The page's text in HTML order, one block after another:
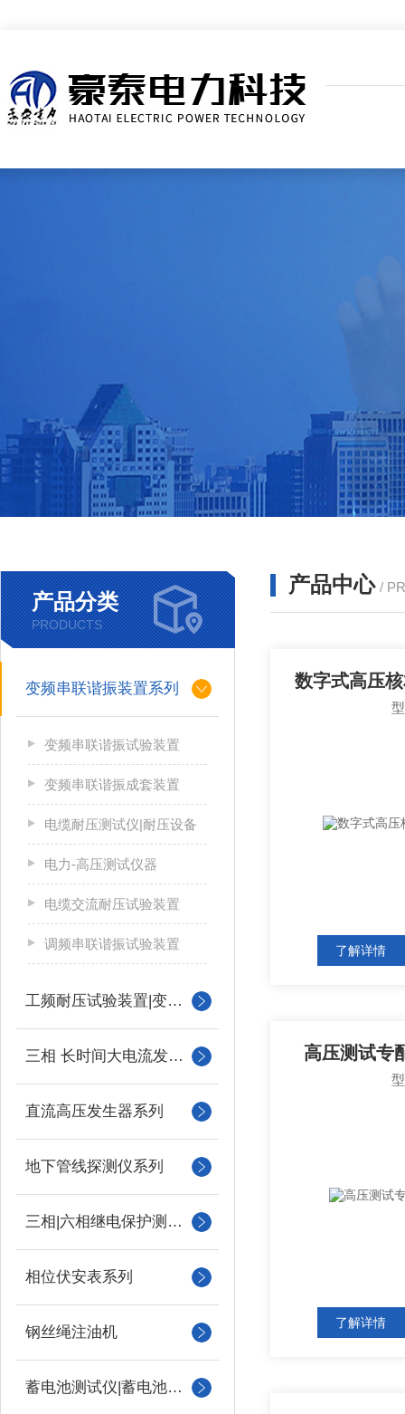
产品分类
PRODUCTS
变频串联谐振装置系列
变频串联谐振试验装置
变频串联谐振成套装置
电缆耐压测试仪|耐压设备
电力-高压测试仪器
电缆交流耐压试验装置
调频串联谐振试验装置
工频耐压试验装置|变压器
三相 长时间大电流发生器
直流高压发生器系列
地下管线探测仪系列
三相|六相继电保护测试仪
相位伏安表系列
钢丝绳注油机
蓄电池测试仪|蓄电池充放电测试仪
产品中心 /
数字式高压
了解详情
高压测试专
了解详情